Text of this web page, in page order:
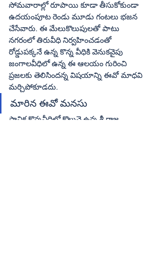
సోమవారాల్లో రూపాయి కూడా తీసుకోకుండా
ఉదయంపూట రెండు మూడు గంటలు భజన
చేసేవారు. ఈ మేలుకొలుపులతో పాటు
నగరంలో తిరువీధి నిర్వహించడంతో
రోడ్డుపక్కనే ఉన్న కొన్న వీధికి వెనుకవైపు
జంగాలవీధిలో ఉన్న ఈ ఆలయం గురించి
ప్రజలకు తెలిసిందన్న విషయాన్ని ఈవో మాధవి
మర్చిపోకూడదు.
మారిన ఈవో మనసు
స్థానిక కొన్నవీధిలో కొలువై ఉన్న శ్రీ రాజ